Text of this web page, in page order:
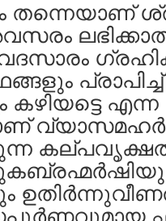
തന്നെയാണ്
പ്രാപിച്ച്
എന്ന